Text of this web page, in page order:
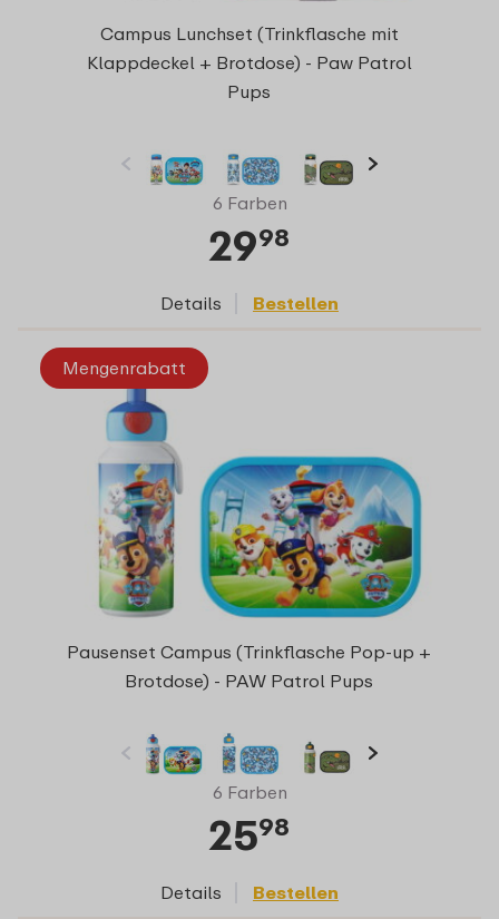
Campus Lunchset (Trinkflasche mit
Klappdeckel + Brotdose) - Paw Patrol
Pups
6 Farben
2998
Details Bestellen
Mengenrabatt
Pausenset Campus (Trinkflasche Pop-up +
Brotdose) - PAW Patrol Pups
6 Farben
2598
Details Bestellen